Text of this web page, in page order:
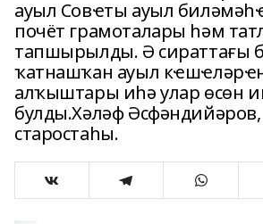
ауыл Совҽты ауыл
почёт грамоталары һәм
тапшырылды. Ә сираттағы
ҡатнашҡан ауыл
алҡыштары иһә улар өсөн
булды.Хәләф
старостаһы.